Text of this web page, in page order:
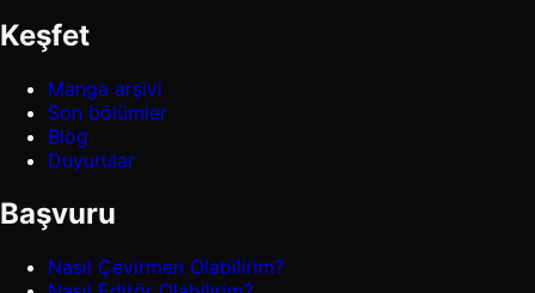
Keşfet
Manga arşivi
Son bölümler
Blog
Duyurular
Başvuru
Nasıl Çevirmen Olabilirim?